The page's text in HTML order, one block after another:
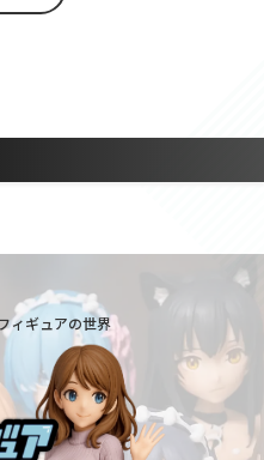
ィギュアの世界